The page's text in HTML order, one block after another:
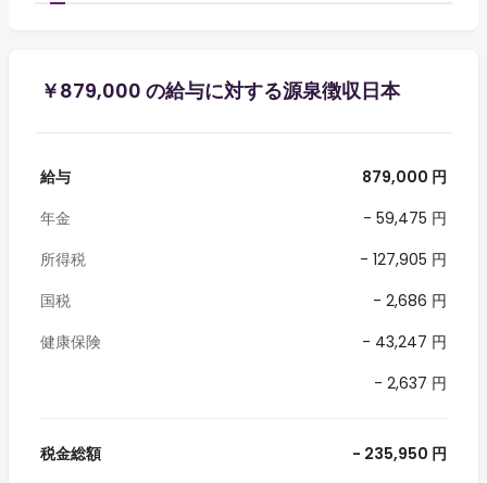
￥879,000 の給与に対する源泉徴収日本
給与
879,000 円
年金
- 59,475 円
所得税
- 127,905 円
国税
- 2,686 円
健康保険
- 43,247 円
- 2,637 円
税金総額 - 235,950 円